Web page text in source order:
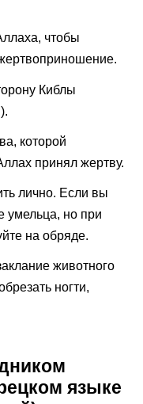
чтобы
Киблы
которой
принял жертву.
лично. Если вы
умельца, но при
на обряде.
животного
ногти,
языке